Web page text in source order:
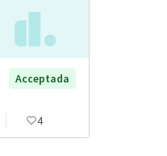
Acceptada
4